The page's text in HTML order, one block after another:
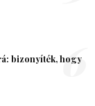
bizonyíték, hogy
6